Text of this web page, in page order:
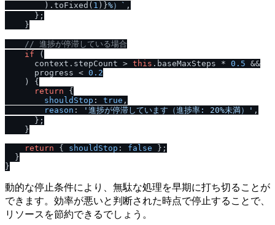
        ).toFixed(
1 )}%）` ,
      };
    }
// 進捗が停滞している場合
if (
      context.
stepCount > this . baseMaxSteps * 0.5 &&
      progress <
0.2
    ) {
return {
shouldStop : true ,
reason : '進捗が停滞しています（進捗率: 20%未満）' ,
      };
    }
return { shouldStop : false };
  }
動的な停止条件により、無駄な処理を早期に打ち切ることが
できます。効率が悪いと判断された時点で停止することで、
リソースを節約できるでしょう。